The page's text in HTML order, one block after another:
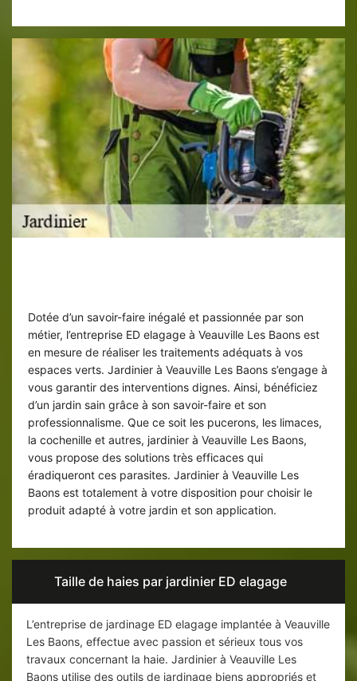
Dotée d’un savoir-faire inégalé et passionnée par son
métier, l’entreprise ED elagage à Veauville Les Baons est
en mesure de réaliser les traitements adéquats à vos
espaces verts. Jardinier à Veauville Les Baons s’engage à
vous garantir des interventions dignes. Ainsi, bénéficiez
d’un jardin sain grâce à son savoir-faire et son
professionnalisme. Que ce soit les pucerons, les limaces,
la cochenille et autres, jardinier à Veauville Les Baons,
vous propose des solutions très efficaces qui
éradiqueront ces parasites. Jardinier à Veauville Les
Baons est totalement à votre disposition pour choisir le
produit adapté à votre jardin et son application.
Taille de haies par jardinier ED elagage
L’entreprise de jardinage ED elagage implantée à Veauville
Les Baons, effectue avec passion et sérieux tous vos
travaux concernant la haie. Jardinier à Veauville Les
Baons utilise des outils de jardinage biens appropriés et